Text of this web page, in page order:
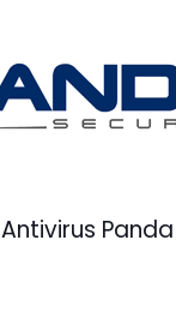
Antivirus Panda